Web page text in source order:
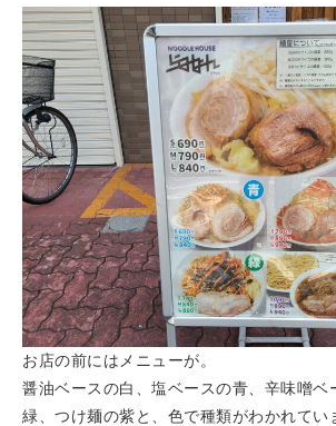
お店の前にはメニューが。
醤油ベースの白、塩ベースの青、辛味噌ベ
緑、つけ麺の紫と、色で種類がわかれてい